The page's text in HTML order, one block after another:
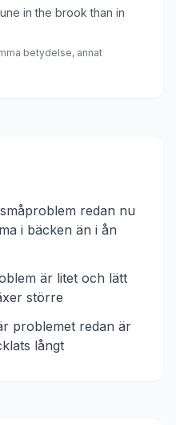
in the brook than in
betydelse, annat
redan nu
i bäcken än i ån
är litet och lätt
större
problemet redan är
långt